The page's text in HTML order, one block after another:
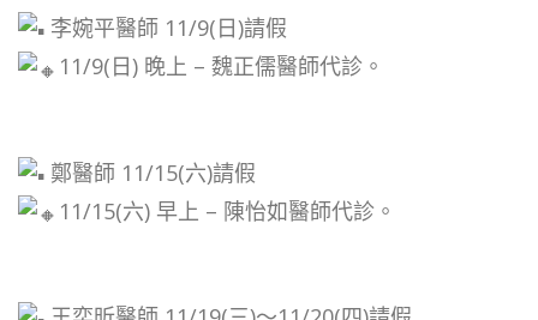
李婉平醫師 11/9(日)請假
11/9(日) 晚上 – 魏正儒醫師代診。
鄭醫師 11/15(六)請假
11/15(六) 早上 – 陳怡如醫師代診。